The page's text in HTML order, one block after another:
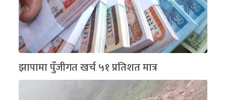
झापामा पुँजीगत खर्च ५१ प्रतिशत मात्र